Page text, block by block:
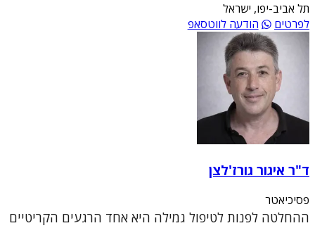
תל אביב-יפו, ישראל
לפרטים
הודעה לווטסאפ
ד"ר איגור גורז'לצן
פסיכיאטר
ההחלטה לפנות לטיפול גמילה היא אחד הרגעים הקריטיים